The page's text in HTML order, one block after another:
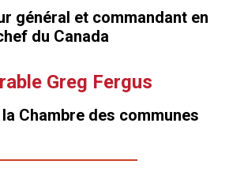
général et commandant en
du Canada
Greg Fergus
Chambre des communes